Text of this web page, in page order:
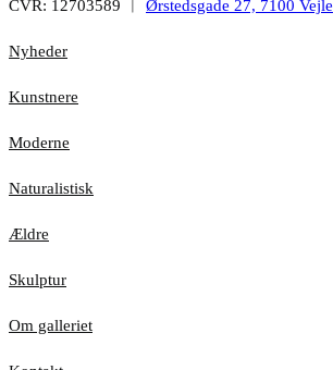
CVR: 12703589 ︱ Ørstedsgade 27, 7100 Vejle
Nyheder
Kunstnere
Moderne
Naturalistisk
Ældre
Skulptur
Om galleriet